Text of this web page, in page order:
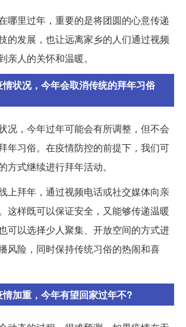
哪里过年，重要的是将团圆的心意传递
的发展，也让远离家乡的人们通过视频
亲人的关怀和温暖。
状况，今年会取消传统的拜年习俗
况，今年过年可能会有所调整，但不会
年习俗。在疫情防控的前提下，我们可
方式继续进行拜年活动。
上拜年，通过视频电话或社交媒体向亲
这样既可以保证安全，又能够传递温暖
可以选择少人聚集、开放空间的方式进
风险，同时保持传统习俗的热闹和喜
加重，今年有望回家过年不?